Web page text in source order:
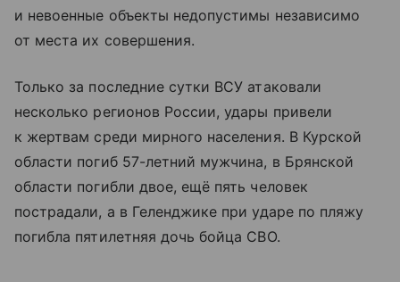
и невоенные объекты недопустимы независимо
от места их совершения.
Только за последние сутки ВСУ атаковали
несколько регионов России, удары привели
к жертвам среди мирного населения. В Курской
области погиб 57-летний мужчина, в Брянской
области погибли двое, ещё пять человек
пострадали, а в Геленджике при ударе по пляжу
погибла пятилетняя дочь бойца СВО.